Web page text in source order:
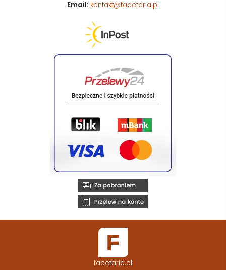
Email: kontakt@facetaria.pl
facetaria.pl